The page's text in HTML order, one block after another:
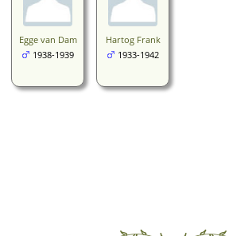
Egge van Dam
1938-1939
Hartog Frank
1933-1942